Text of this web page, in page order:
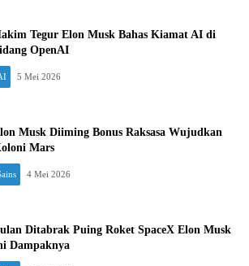
Tegur Elon Musk Bahas Kiamat AI di
OpenAI
5 Mei 2026
Musk Diiming Bonus Raksasa Wujudkan
Mars
4 Mei 2026
Ditabrak Puing Roket SpaceX Elon Musk
Dampaknya